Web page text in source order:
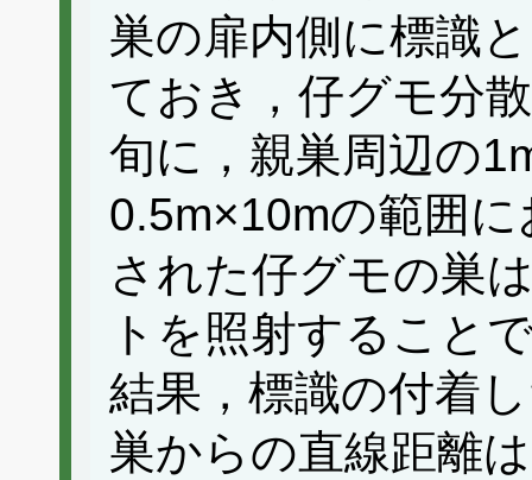
巣の扉内側に標識
ておき，仔グモ分
旬に，親巣周辺の
0.5m×10mの範囲
された仔グモの巣
トを照射すること
結果，標識の付着
巣からの直線距離